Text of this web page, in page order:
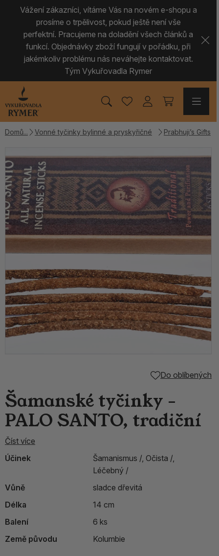
Vážení zákazníci, vítáme Vás na novém e-shopu a
prosíme o trpělivost, pokud ještě není vše
perfektní. Pracujeme na doladění všech článků a
funkcí. Objednávky zboží fungují v pořádku, při
jakémkoliv problému nás neváhejte kontaktovat.
Tým Vykuřovadla Rymer
Domů Vonné tyčinky bylinné a pryskyřičné Prabhuji’s Gifts
Do oblíbených
Šamanské tyčinky -
PALO SANTO, tradiční
Číst více
Účinek
Šamanismus /, Očista /,
Léčebný /
Vůně
sladce dřevitá
Délka
14 cm
Balení
6 ks
Země původu
Kolumbie